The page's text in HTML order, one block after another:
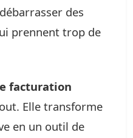
des
prennent trop de
facturation
Elle transforme
en un outil de